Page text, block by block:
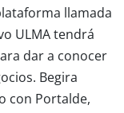
llamada
ULMA tendrá
dar a conocer
Begira
con Portalde,